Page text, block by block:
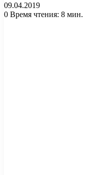
09.04.2019
0 Время чтения: 8 мин.